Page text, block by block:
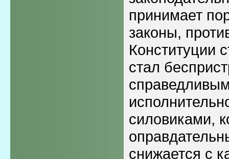
принимает
законы,
Конституции
стал
силовиками,
снижается с